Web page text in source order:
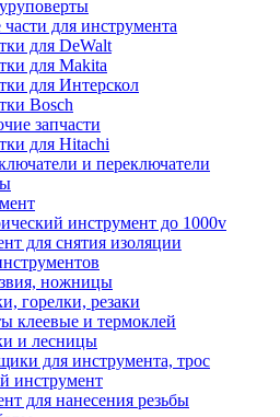
для инструмента
для DeWalt
для Makita
для Интерскол
Bosch
запчасти
для Hitachi
и переключатели
инструмент до 1000v
для снятия изоляции
ножницы
горелки, резаки
клеевые и термоклей
и лесницы
для инструмента, трос
инструмент
для нанесения резьбы